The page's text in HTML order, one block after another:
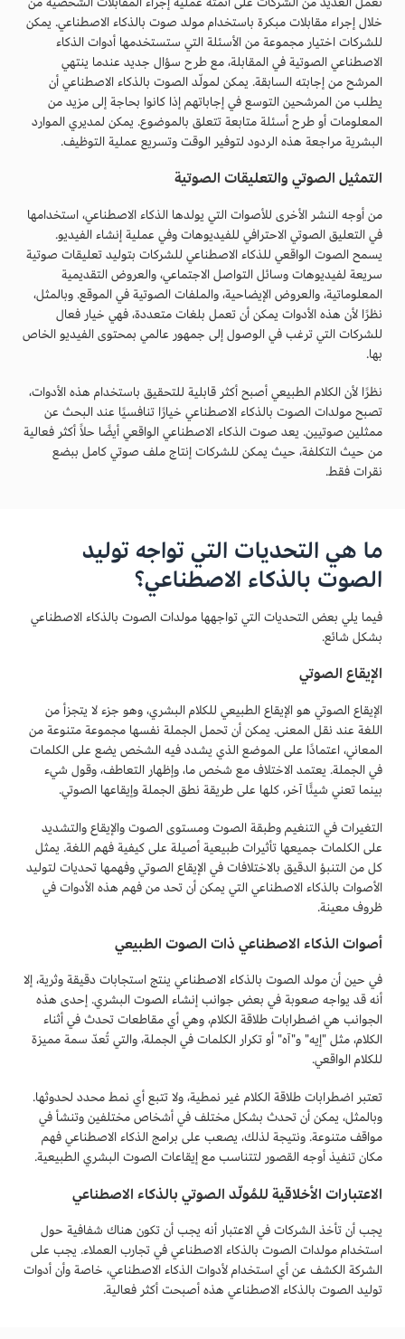
خلال إجراء مقابلات مبكرة باستخدام مولد صوت بالذكاء الاصطناعي. يمكن
للشركات اختيار مجموعة من الأسئلة التي ستستخدمها أدوات الذكاء
الاصطناعي الصوتية في المقابلة، مع طرح سؤال جديد عندما ينتهي
المرشح من إجابته السابقة. يمكن لمولّد الصوت بالذكاء الاصطناعي أن
يطلب من المرشحين التوسع في إجاباتهم إذا كانوا بحاجة إلى مزيد من
المعلومات أو طرح أسئلة متابعة تتعلق بالموضوع. يمكن لمديري الموارد
البشرية مراجعة هذه الردود لتوفير الوقت وتسريع عملية التوظيف.
التمثيل الصوتي والتعليقات الصوتية
من أوجه النشر الأخرى للأصوات التي يولدها الذكاء الاصطناعي، استخدامها
في التعليق الصوتي الاحترافي للفيديوهات وفي عملية إنشاء الفيديو.
يسمح الصوت الواقعي للذكاء الاصطناعي للشركات بتوليد تعليقات صوتية
سريعة لفيديوهات وسائل التواصل الاجتماعي، والعروض التقديمية
المعلوماتية، والعروض الإيضاحية، والملفات الصوتية في الموقع. وبالمثل،
نظرًا لأن هذه الأدوات يمكن أن تعمل بلغات متعددة، فهي خيار فعال
للشركات التي ترغب في الوصول إلى جمهور عالمي بمحتوى الفيديو الخاص
بها.
نظرًا لأن الكلام الطبيعي أصبح أكثر قابلية للتحقيق باستخدام هذه الأدوات،
تصبح مولدات الصوت بالذكاء الاصطناعي خيارًا تنافسيًا عند البحث عن
ممثلين صوتيين. يعد صوت الذكاء الاصطناعي الواقعي أيضًا حلاً أكثر فعالية
من حيث التكلفة، حيث يمكن للشركات إنتاج ملف صوتي كامل ببضع
نقرات فقط.
ما هي التحديات التي تواجه توليد
الصوت بالذكاء الاصطناعي؟
فيما يلي بعض التحديات التي تواجهها مولدات الصوت بالذكاء الاصطناعي
بشكل شائع.
الإيقاع الصوتي
الإيقاع الصوتي هو الإيقاع الطبيعي للكلام البشري، وهو جزء لا يتجزأ من
اللغة عند نقل المعنى. يمكن أن تحمل الجملة نفسها مجموعة متنوعة من
المعاني، اعتمادًا على الموضع الذي يشدد فيه الشخص يضع على الكلمات
في الجملة. يعتمد الاختلاف مع شخص ما، وإظهار التعاطف، وقول شيء
بينما تعني شيئًا آخر، كلها على طريقة نطق الجملة وإيقاعها الصوتي.
التغيرات في التنغيم وطبقة الصوت ومستوى الصوت والإيقاع والتشديد
على الكلمات جميعها تأثيرات طبيعية أصيلة على كيفية فهم اللغة. يمثل
كل من التنبؤ الدقيق بالاختلافات في الإيقاع الصوتي وفهمها تحديات لتوليد
الأصوات بالذكاء الاصطناعي التي يمكن أن تحد من فهم هذه الأدوات في
ظروف معينة.
أصوات الذكاء الاصطناعي ذات الصوت الطبيعي
في حين أن مولد الصوت بالذكاء الاصطناعي ينتج استجابات دقيقة وثرية، إلا
أنه قد يواجه صعوبة في بعض جوانب إنشاء الصوت البشري. إحدى هذه
الجوانب هي اضطرابات طلاقة الكلام، وهي أي مقاطعات تحدث في أثناء
الكلام، مثل "إيه" و"آه" أو تكرار الكلمات في الجملة، والتي تُعدّ سمة مميزة
للكلام الواقعي.
تعتبر اضطرابات طلاقة الكلام غير نمطية، ولا تتبع أي نمط محدد لحدوثها.
وبالمثل، يمكن أن تحدث بشكل مختلف في أشخاص مختلفين وتنشأ في
مواقف متنوعة. ونتيجة لذلك، يصعب على برامج الذكاء الاصطناعي فهم
مكان تنفيذ أوجه القصور لتتناسب مع إيقاعات الصوت البشري الطبيعية.
الاعتبارات الأخلاقية للمُولّد الصوتي بالذكاء الاصطناعي
يجب أن تأخذ الشركات في الاعتبار أنه يجب أن تكون هناك شفافية حول
استخدام مولدات الصوت بالذكاء الاصطناعي في تجارب العملاء. يجب على
الشركة الكشف عن أي استخدام لأدوات الذكاء الاصطناعي، خاصة وأن أدوات
توليد الصوت بالذكاء الاصطناعي هذه أصبحت أكثر فعالية.